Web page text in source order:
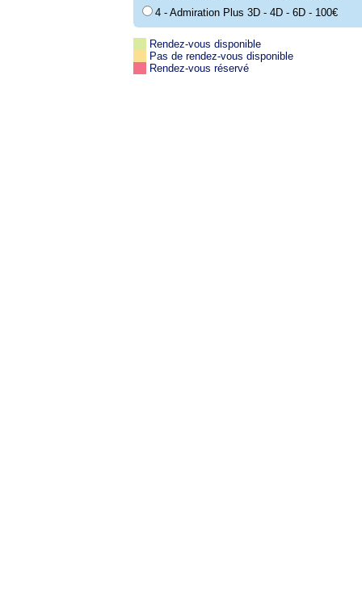
4 - Admiration Plus 3D - 4D - 6D - 100€
Rendez-vous disponible
Pas de rendez-vous disponible
Rendez-vous réservé